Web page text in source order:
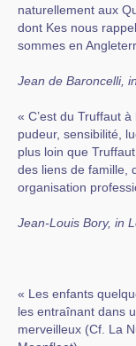
naturellement aux
dont Kes nous
sommes en
Jean de Baroncelli,
« C’est du Truffaut
pudeur, sensibilité,
plus loin que
des liens de famille,
organisation
Jean-Louis Bory, in
« Les enfants
les entraînant dans
merveilleux (Cf. La